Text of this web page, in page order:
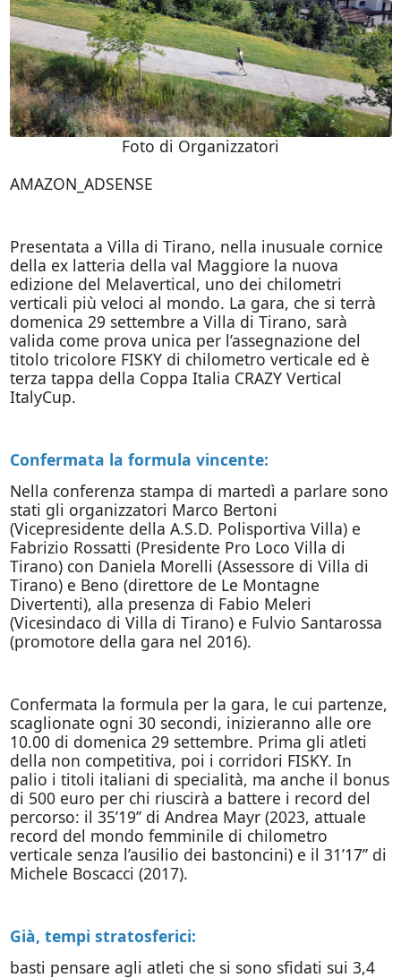
Foto di Organizzatori
AMAZON_ADSENSE
Presentata a Villa di Tirano, nella inusuale cornice
della ex latteria della val Maggiore la nuova
edizione del Melavertical, uno dei chilometri
verticali più veloci al mondo. La gara, che si terrà
domenica 29 settembre a Villa di Tirano, sarà
valida come prova unica per l’assegnazione del
titolo tricolore FISKY di chilometro verticale ed è
terza tappa della Coppa Italia CRAZY Vertical
ItalyCup.
Confermata la formula vincente:
Nella conferenza stampa di martedì a parlare sono
stati gli organizzatori Marco Bertoni
(Vicepresidente della A.S.D. Polisportiva Villa) e
Fabrizio Rossatti (Presidente Pro Loco Villa di
Tirano) con Daniela Morelli (Assessore di Villa di
Tirano) e Beno (direttore de Le Montagne
Divertenti), alla presenza di Fabio Meleri
(Vicesindaco di Villa di Tirano) e Fulvio Santarossa
(promotore della gara nel 2016).
Confermata la formula per la gara, le cui partenze,
scaglionate ogni 30 secondi, inizieranno alle ore
10.00 di domenica 29 settembre. Prima gli atleti
della non competitiva, poi i corridori FISKY. In
palio i titoli italiani di specialità, ma anche il bonus
di 500 euro per chi riuscirà a battere i record del
percorso: il 35’19’’ di Andrea Mayr (2023, attuale
record del mondo femminile di chilometro
verticale senza l’ausilio dei bastoncini) e il 31’17’’ di
Michele Boscacci (2017).
Già, tempi stratosferici:
basti pensare agli atleti che si sono sfidati sui 3,4